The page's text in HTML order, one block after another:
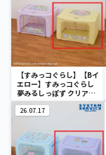
【すみっコぐらし】【Bイ
エロー】すみっコぐらし
夢みるしっぽず クリア窓
付き収納ボックス
26.07.17